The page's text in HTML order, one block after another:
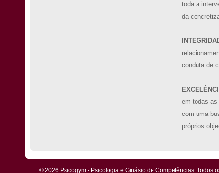
toda a
da
conduta de
em todas as
com uma
próprios
© 2026 Psicogym - Psicologia e Ginásio de Competências. Todos